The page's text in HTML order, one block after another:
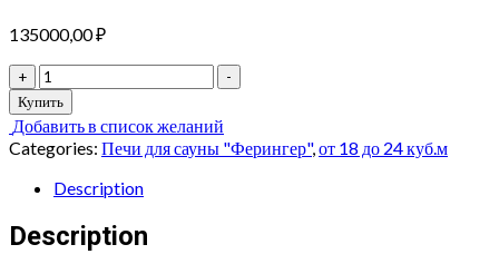
135000,00₽
+
Дровяная
банная
печь
Ферингер
КВАДРА
"Змеевик
до
25
-
Купить
Добавить в список желаний
Categories: Печи для сауны "Ферингер", от 18 до 24 куб.м
Description
Description